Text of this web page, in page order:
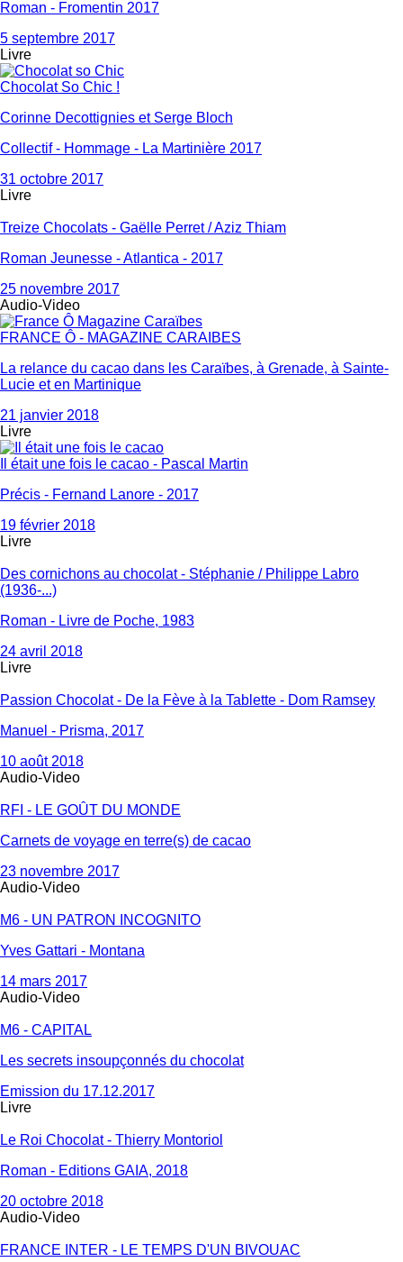
Roman - Fromentin 2017
5 septembre 2017
Livre
Chocolat So Chic !
Corinne Decottignies et Serge Bloch
Collectif - Hommage - La Martinière 2017
31 octobre 2017
Livre
Treize Chocolats - Gaëlle Perret / Aziz Thiam
Roman Jeunesse - Atlantica - 2017
25 novembre 2017
Audio-Video
FRANCE Ô - MAGAZINE CARAIBES
La relance du cacao dans les Caraïbes, à Grenade, à Sainte-
Lucie et en Martinique
21 janvier 2018
Livre
Il était une fois le cacao - Pascal Martin
Précis - Fernand Lanore - 2017
19 février 2018
Livre
Des cornichons au chocolat - Stéphanie / Philippe Labro
(1936-...)
Roman - Livre de Poche, 1983
24 avril 2018
Livre
Passion Chocolat - De la Fève à la Tablette - Dom Ramsey
Manuel - Prisma, 2017
10 août 2018
Audio-Video
RFI - LE GOÛT DU MONDE
Carnets de voyage en terre(s) de cacao
23 novembre 2017
Audio-Video
M6 - UN PATRON INCOGNITO
Yves Gattari - Montana
14 mars 2017
Audio-Video
M6 - CAPITAL
Les secrets insoupçonnés du chocolat
Emission du 17.12.2017
Livre
Le Roi Chocolat - Thierry Montoriol
Roman - Editions GAIA, 2018
20 octobre 2018
Audio-Video
FRANCE INTER - LE TEMPS D'UN BIVOUAC